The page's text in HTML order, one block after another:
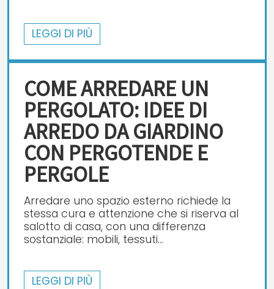
LEGGI DI PIÙ
COME ARREDARE UN
PERGOLATO: IDEE DI
ARREDO DA GIARDINO
CON PERGOTENDE E
PERGOLE
Arredare uno spazio esterno richiede la
stessa cura e attenzione che si riserva al
salotto di casa, con una differenza
sostanziale: mobili, tessuti...
LEGGI DI PIÙ